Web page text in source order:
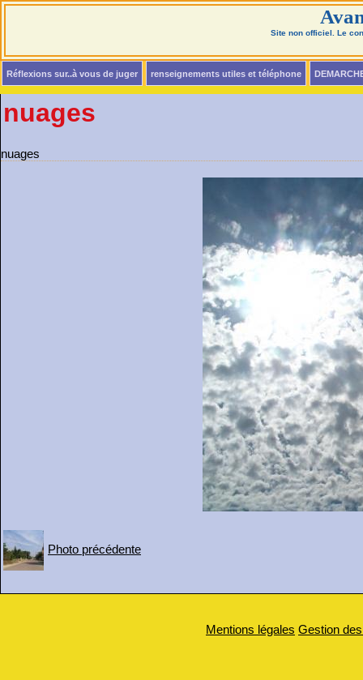
Site non officiel. Le
Réflexions sur..à vous de juger renseignements utiles et téléphone
nuages
nuages
Photo précédente
Mentions légales Gestion